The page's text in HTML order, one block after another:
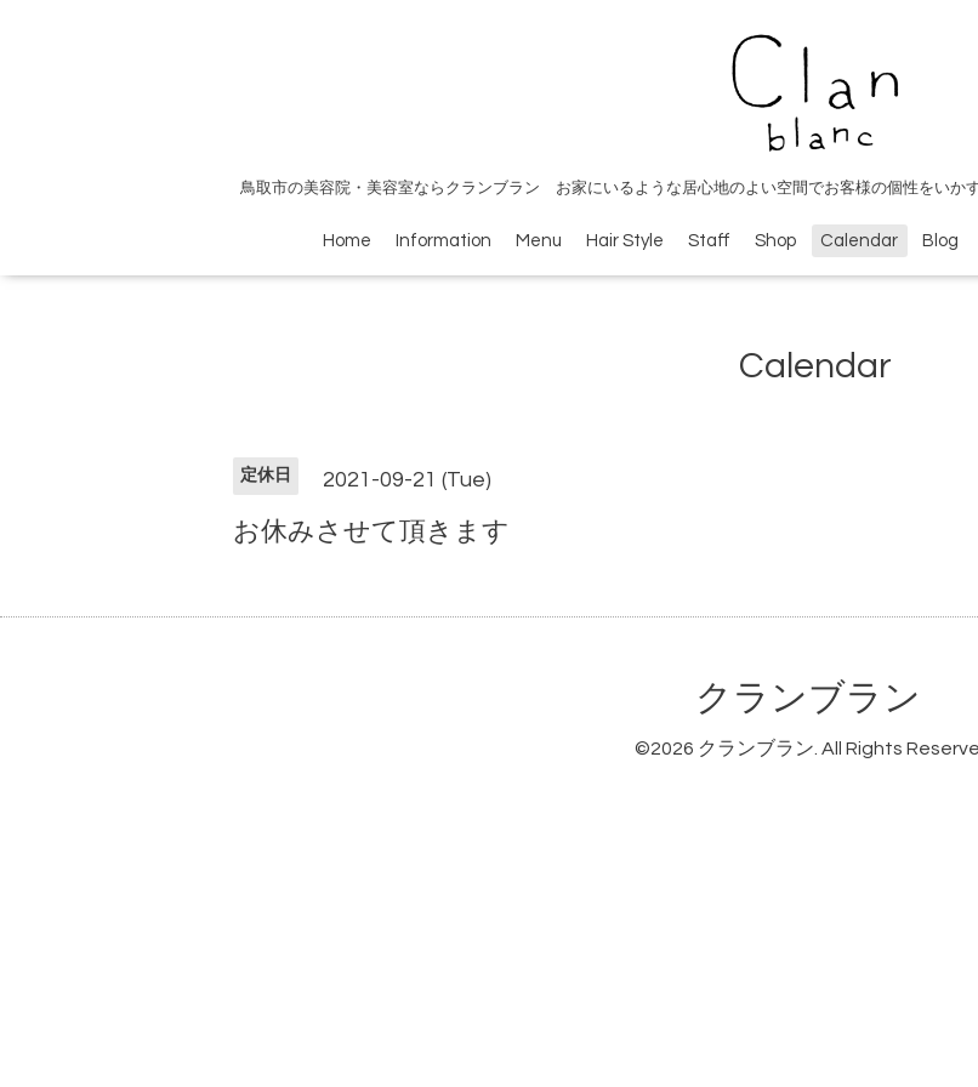
鳥取市の美容院・美容室ならクランブラン お家にいるような居心地のよい空間でお客様の個性をいか
Home Information Menu Hair Style Staff Shop Calendar Blog
Calendar
定休日 2021-09-21 (Tue)
お休みさせて頂きます
クランブラン
©2026 クランブラン. All Rights